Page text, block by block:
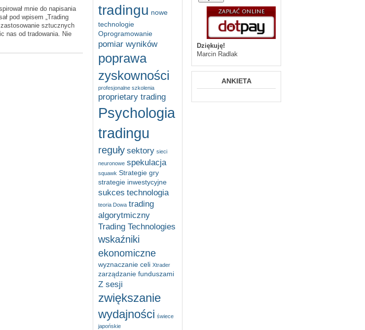
mnie do napisania
pod wpisem „Trading
zastosowanie sztucznych
nas od tradowania. Nie
tradingu nowe
technologie
Oprogramowanie
pomiar wyników
poprawa
zyskowności
profesjonalne szkolenia
proprietary trading
Psychologia
tradingu
reguły sektory sieci
neuronowe spekulacja
squawk Strategie gry
strategie inwestycyjne
sukces technologia
teoria Dowa trading
algorytmiczny
Trading Technologies
wskaźniki
ekonomiczne
wyznaczanie celi Xtrader
zarządzanie funduszami
Z sesji
zwiększanie
wydajności świece
japońskie
Dziękuję!
Marcin Radlak
ANKIETA